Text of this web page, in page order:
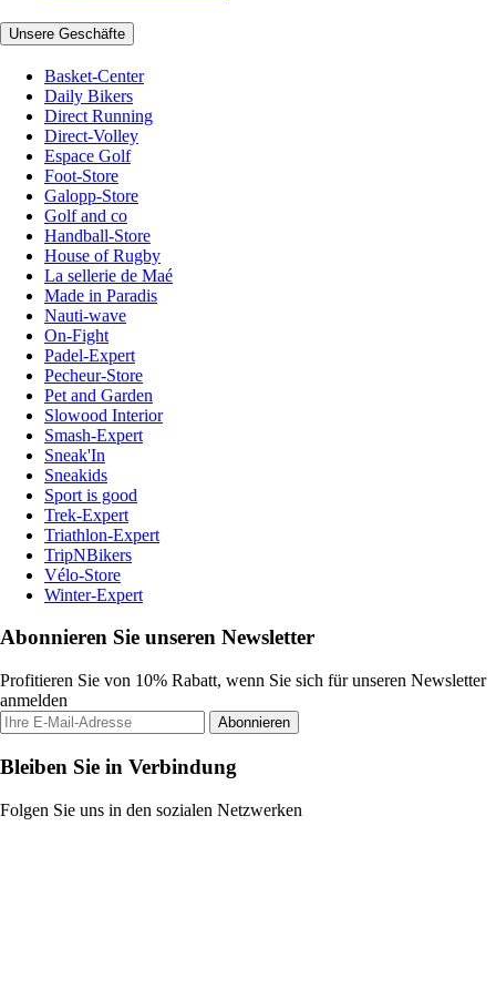
Unsere Geschäfte
Basket-Center
Daily Bikers
Direct Running
Direct-Volley
Espace Golf
Foot-Store
Galopp-Store
Golf and co
Handball-Store
House of Rugby
La sellerie de Maé
Made in Paradis
Nauti-wave
On-Fight
Padel-Expert
Pecheur-Store
Pet and Garden
Slowood Interior
Smash-Expert
Sneak'In
Sneakids
Sport is good
Trek-Expert
Triathlon-Expert
TripNBikers
Vélo-Store
Winter-Expert
Abonnieren Sie unseren Newsletter
Profitieren Sie von 10% Rabatt, wenn Sie sich für unseren Newsletter
anmelden
Abonnieren
Bleiben Sie in Verbindung
Folgen Sie uns in den sozialen Netzwerken